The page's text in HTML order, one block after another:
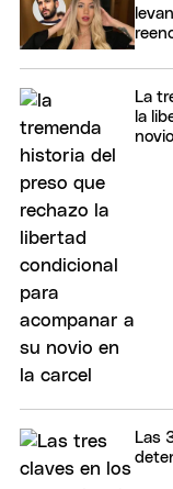
La
la
Las